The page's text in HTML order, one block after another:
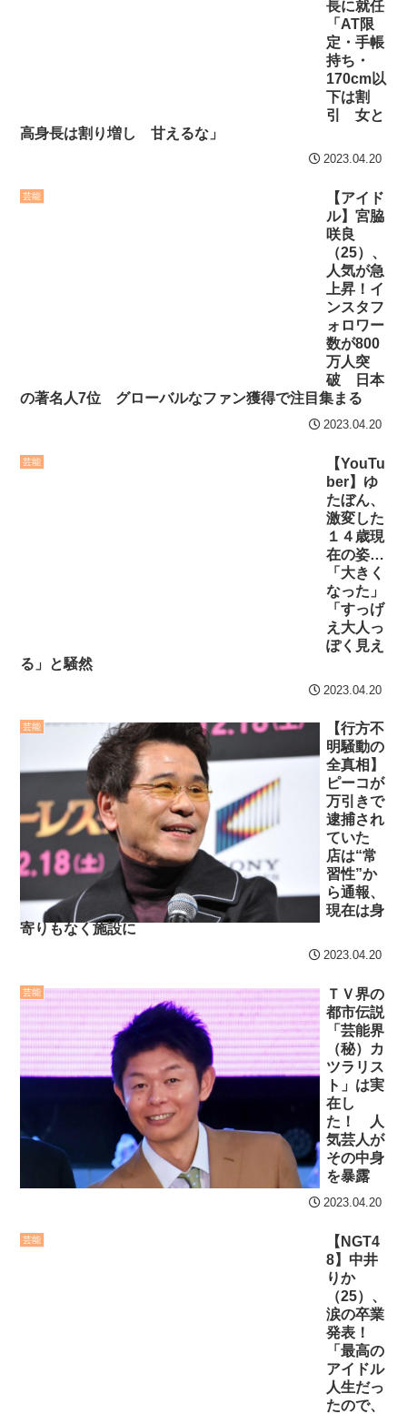
長に就任
「AT限
定・手帳
持ち・
170cm以
下は割
引 女と
高身長は割り増し 甘えるな」
2023.04.20
芸能
【アイド
ル】宮脇
咲良
（25）、
人気が急
上昇！イ
ンスタフ
ォロワー
数が800
万人突
破 日本
の著名人7位 グローバルなファン獲得で注目集まる
2023.04.20
芸能
【YouTu
ber】ゆ
たぼん、
激変した
１４歳現
在の姿…
「大きく
なった」
「すっげ
え大人っ
ぽく見え
る」と騒然
2023.04.20
芸能
【行方不
明騒動の
全真相】
ピーコが
万引きで
逮捕され
ていた
店は“常
習性”か
ら通報、
現在は身
寄りもなく施設に
2023.04.20
芸能
ＴＶ界の
都市伝説
「芸能界
（秘）カ
ツラリス
ト」は実
在し
た！ 人
気芸人が
その中身
を暴露
2023.04.20
芸能
【NGT4
8】中井
りか
（25）、
涙の卒業
発表！
「最高の
アイドル
人生だっ
たので、